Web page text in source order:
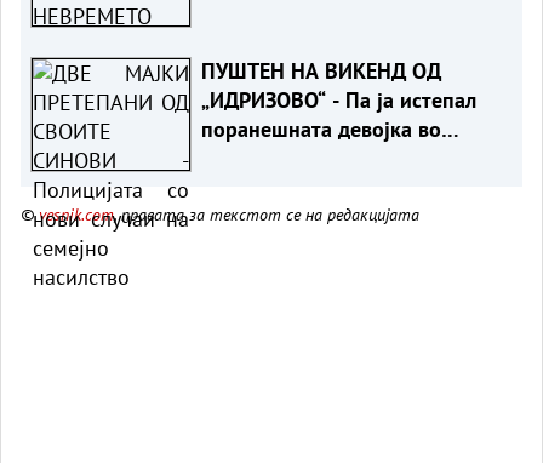
ПУШТЕН НА ВИКЕНД ОД
„ИДРИЗОВО“ - Па ја истепал
поранешната девојка во
©vesnik.com, правата за текстот се на редакцијата